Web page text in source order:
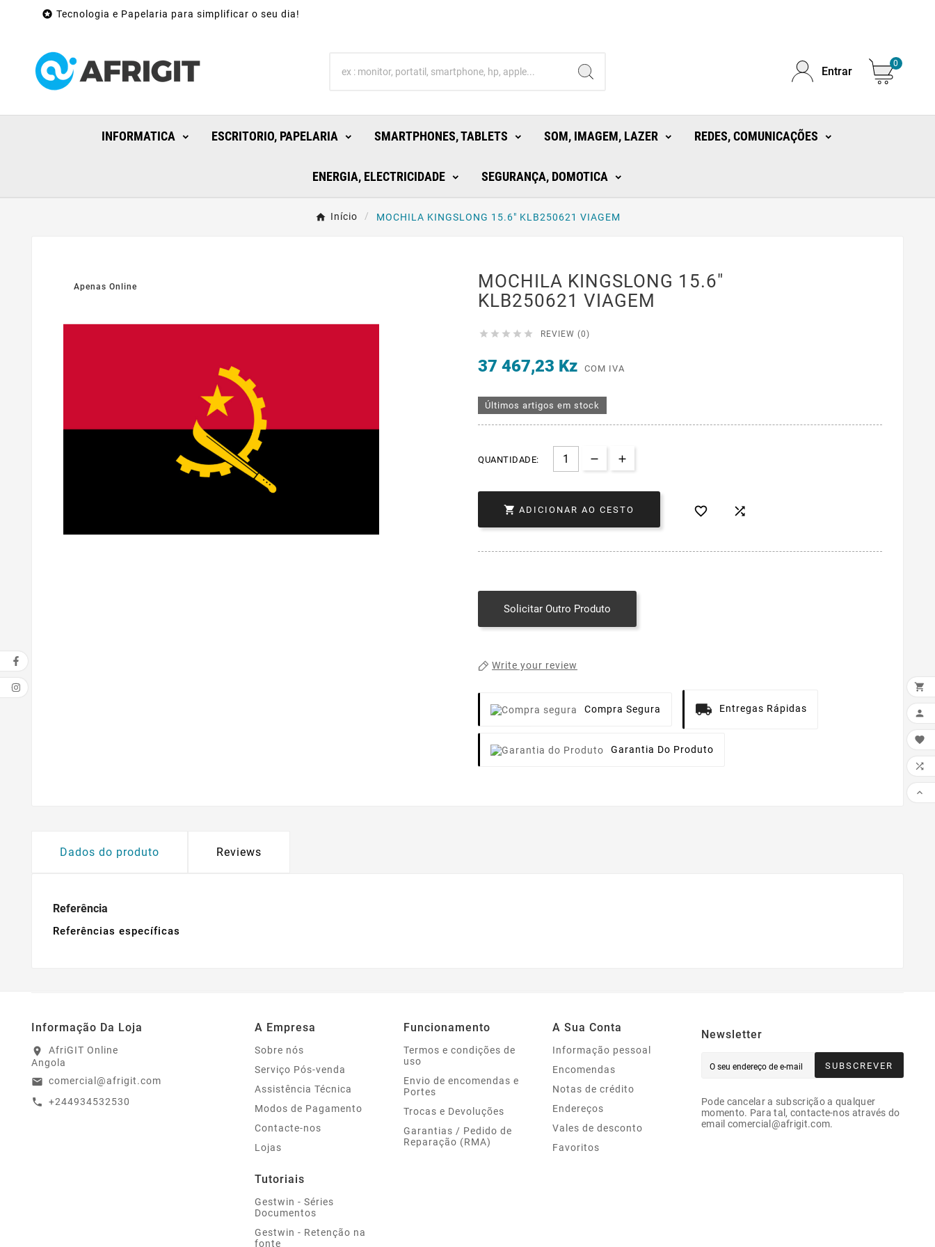
 Tecnologia e Papelaria para simplificar o seu dia!
Entrar
0
INFORMATICA ESCRITORIO, PAPELARIA SMARTPHONES, TABLETS SOM, IMAGEM, LAZER REDES, COMUNICAÇÕES
ENERGIA, ELECTRICIDADE SEGURANÇA, DOMOTICA
Início MOCHILA KINGSLONG 15.6" KLB250621 VIAGEM
Apenas Online
MOCHILA KINGSLONG 15.6"
KLB250621 VIAGEM
     REVIEW (0)
37 467,23 Kz COM IVA
Últimos artigos em stock
QUANTIDADE:
 ADICIONAR AO CESTO  
Solicitar Outro Produto
Write your review
Compra Segura Entregas Rápidas
Garantia Do Produto
Dados do produto Reviews
Referência
Referências específicas
Informação Da Loja
location_on
AfriGIT Online
Angola
email comercial@afrigit.com
call +244934532530
A Empresa
Sobre nós
Serviço Pós-venda
Assistência Técnica
Modos de Pagamento
Contacte-nos
Lojas
Tutoriais
Gestwin - Séries
Documentos
Gestwin - Retenção na
fonte
Funcionamento
Termos e condições de
uso
Envio de encomendas e
Portes
Trocas e Devoluções
Garantias / Pedido de
Reparação (RMA)
A Sua Conta
Informação pessoal
Encomendas
Notas de crédito
Endereços
Vales de desconto
Favoritos
Newsletter
SUBSCREVER
Pode cancelar a subscrição a qualquer
momento. Para tal, contacte-nos através do
email comercial@afrigit.com.




